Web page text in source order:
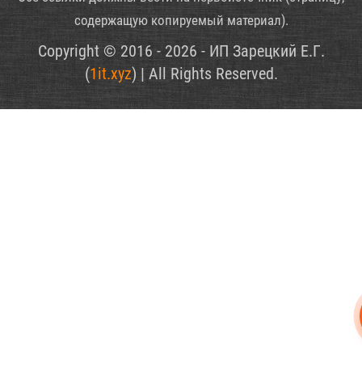
содержащую копируемый материал).
Copyright © 2016 - 2026 - ИП Зарецкий Е.Г.
(1it.xyz) | All Rights Reserved.